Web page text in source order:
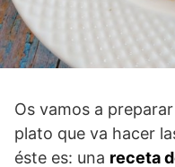
Os vamos a
plato que va hacer
éste es: una receta